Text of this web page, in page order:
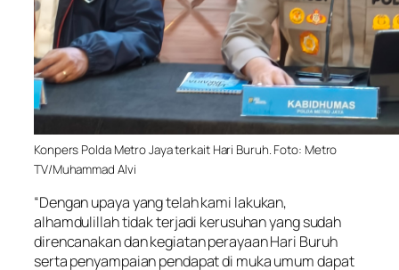
Konpers Polda Metro Jaya terkait Hari Buruh. Foto: Metro
TV/Muhammad Alvi
“Dengan upaya yang telah kami lakukan,
alhamdulillah tidak terjadi kerusuhan yang sudah
direncanakan dan kegiatan perayaan Hari Buruh
serta penyampaian pendapat di muka umum dapat